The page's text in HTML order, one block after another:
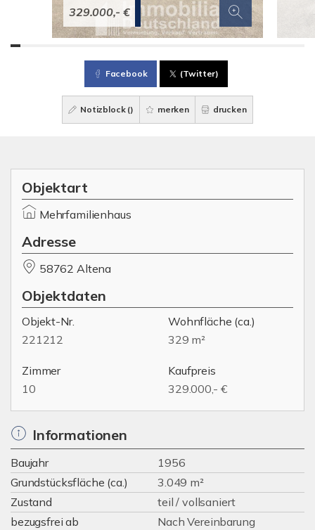
329.000,- €
Facebook (Twitter)
Notizblock () merken drucken
Objektart
Mehrfamilienhaus
Adresse
58762 Altena
Objektdaten
Objekt-Nr.
221212
Wohnfläche (ca.)
329 m²
Zimmer
10
Kaufpreis
329.000,- €
Informationen
Baujahr
1956
Grundstücksfläche (ca.)
3.049 m²
Zustand
teil / vollsaniert
bezugsfrei ab
Nach Vereinbarung